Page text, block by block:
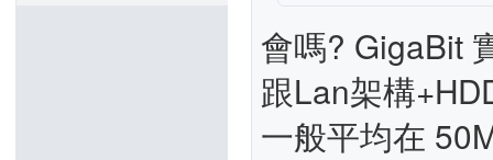
會嗎? GigaBit
跟Lan架構
一般平均在